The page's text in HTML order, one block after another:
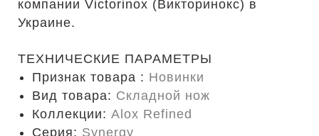
компании Victorinox (Викторинокс) в
Украине.
ТЕХНИЧЕСКИЕ ПАРАМЕТРЫ
Признак товара : Новинки
Вид товара: Складной нож
Коллекции: Alox Refined
Серия: Synergy